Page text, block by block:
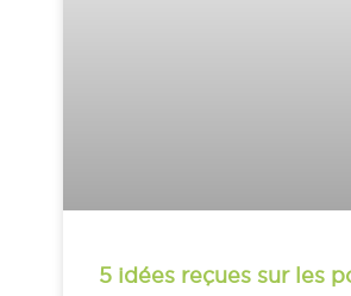
5 idées reçues sur les